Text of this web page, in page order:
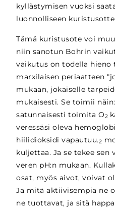
kyllästymisen vuoksi
luonnolliseen
Tämä kuristusote voi
niin sanotun Bohrin
vaikutus on todella hieno
marxilaisen periaatteen
mukaan, jokaiselle
mukaisesti. Se toimii
satunnaisesti toimita O2
veressäsi oleva
hiilidioksidi vapautuu.2
kuljettaa. Ja se tekee sen
veren pH:n mukaan.
osat, myös aivot, voivat
Ja mitä aktiivisempia ne
ne tuottavat, ja sitä